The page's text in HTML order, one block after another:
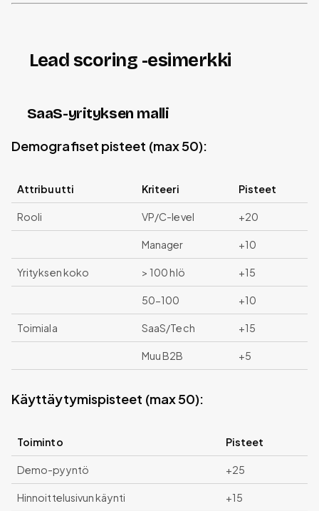
Lead scoring -esimerkki
SaaS-yrityksen malli
Demografiset pisteet (max 50):
Attribuutti Kriteeri Pisteet
Rooli VP/C-level +20
Manager +10
Yrityksen koko > 100 hlö +15
50-100 +10
Toimiala SaaS/Tech +15
Muu B2B +5
Käyttäytymispisteet (max 50):
Toiminto Pisteet
Demo-pyyntö +25
Hinnoittelusivun käynti +15